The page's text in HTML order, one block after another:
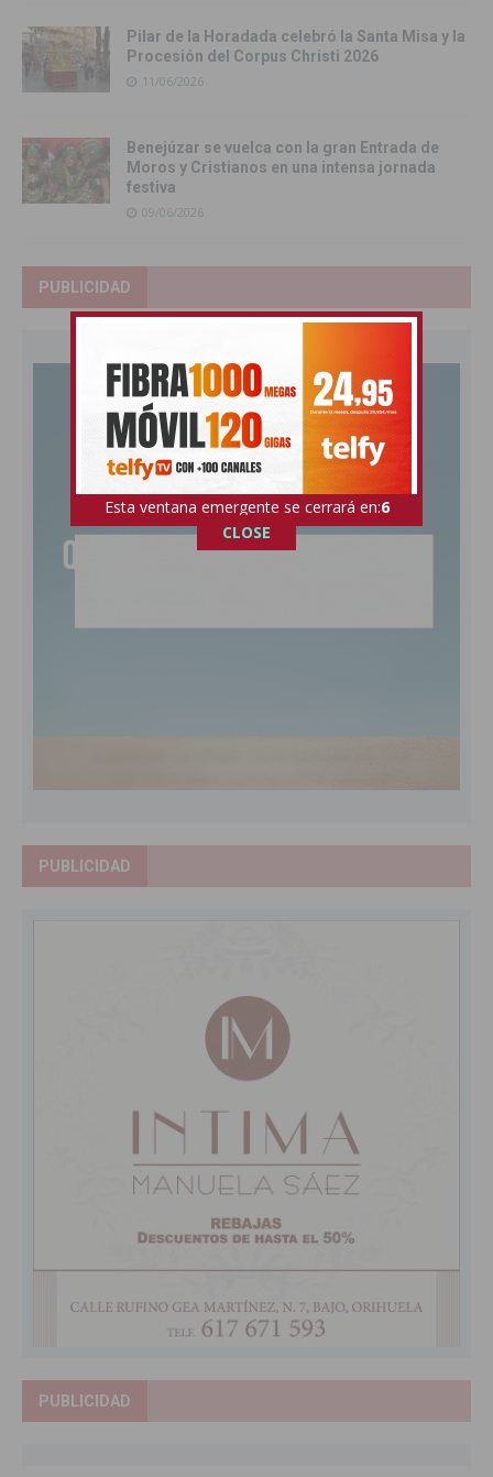
Pilar de la Horadada celebró la Santa Misa y la
Procesión del Corpus Christi 2026
11/06/2026
Benejúzar se vuelca con la gran Entrada de
Moros y Cristianos en una intensa jornada
festiva
09/06/2026
PUBLICIDAD
PUBLICIDAD
PUBLICIDAD
Esta ventana emergente se cerrará en:5
CLOSE